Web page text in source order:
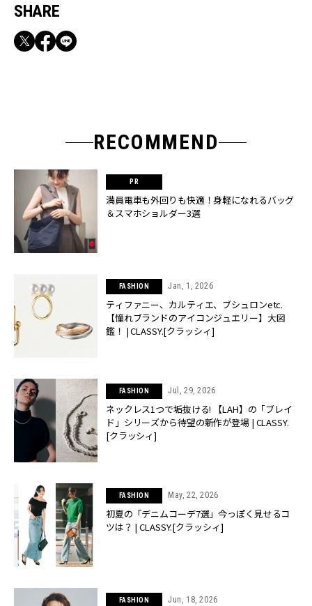
SHARE
RECOMMEND
満員電車も外回りも快適！身軽になれるバッグ
＆スマホショルダー3選
FASHION Jan, 1, 2026
ティファニー、カルティエ、ブシュロンetc.
【憧れブランドのアイコンジュエリー】大図
鑑！ | CLASSY.[クラッシィ]
FASHION Jul, 29, 2026
ネックレス1つで垢抜ける! 【LAH】の「ブレイ
ド」シリーズから待望の新作が登場 | CLASSY.
[クラッシィ]
FASHION May, 22, 2026
初夏の「デニムコーデ7選」今っぽく見せるコ
ツは？ | CLASSY.[クラッシィ]
FASHION Jun, 18, 2026